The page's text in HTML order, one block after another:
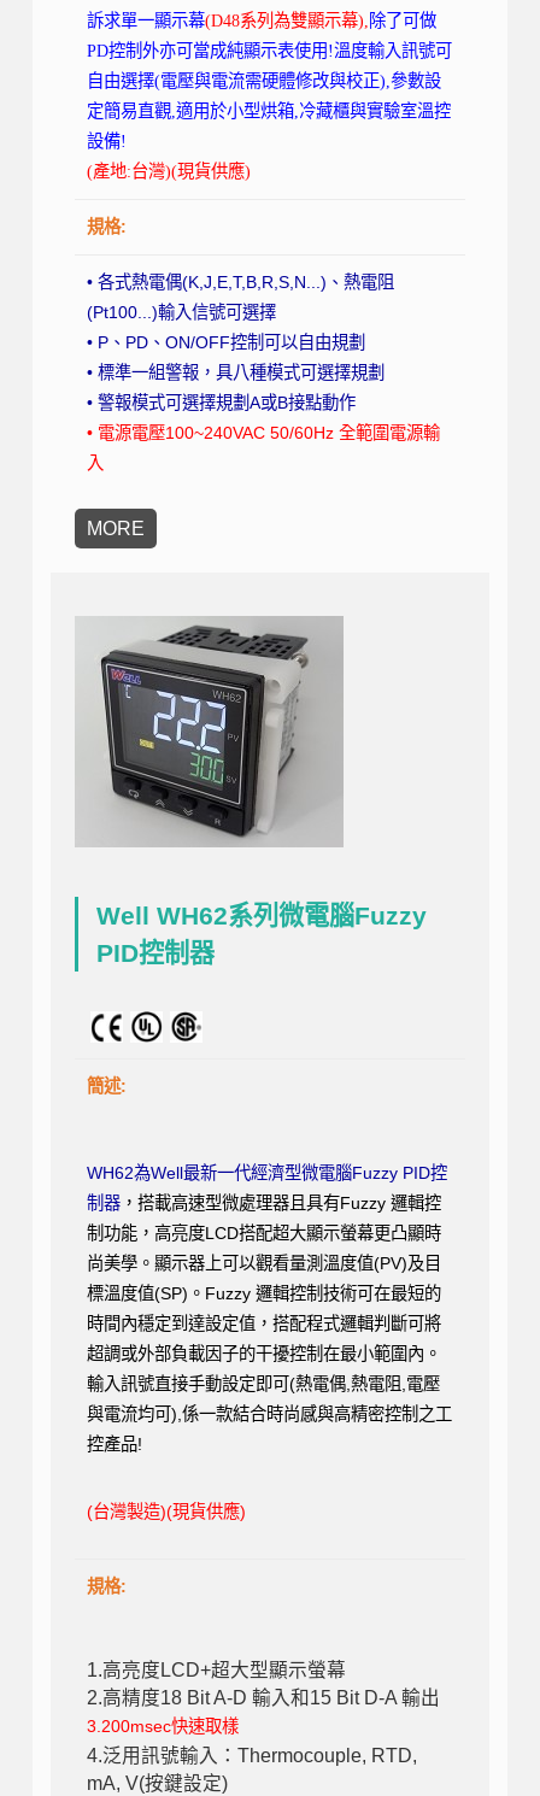
訴求單一顯示幕(D48系列為雙顯示幕),除了可做
PD控制外亦可當成純顯示表使用!溫度輸入訊號可
自由選擇(電壓與電流需硬體修改與校正),參數設
定簡易直觀,適用於小型烘箱,冷藏櫃與實驗室溫控
設備!
(產地:台灣)(現貨供應)
規格:
• 各式熱電偶(K,J,E,T,B,R,S,N...)、熱電阻
(Pt100...)輸入信號可選擇
• P、PD、ON/OFF控制可以自由規劃
• 標準一組警報，具八種模式可選擇規劃
• 警報模式可選擇規劃A或B接點動作
• 電源電壓100~240VAC 50/60Hz 全範圍電源輸
入
MORE
Well WH62系列微電腦Fuzzy
PID控制器
簡述:
WH62為Well最新一代經濟型微電腦Fuzzy PID控
制器，搭載高速型微處理器且具有Fuzzy 邏輯控
制功能，高亮度LCD搭配超大顯示螢幕更凸顯時
尚美學。顯示器上可以觀看量測溫度值(PV)及目
標溫度值(SP)。Fuzzy 邏輯控制技術可在最短的
時間內穩定到達設定值，搭配程式邏輯判斷可將
超調或外部負載因子的干擾控制在最小範圍內。
輸入訊號直接手動設定即可(熱電偶,熱電阻,電壓
與電流均可),係一款結合時尚感與高精密控制之工
控產品!
(台灣製造)(現貨供應)
規格:
1.高亮度LCD+超大型顯示螢幕
2.高精度18 Bit A-D 輸入和15 Bit D-A 輸出
3.200msec快速取樣
4.泛用訊號輸入：Thermocouple, RTD,
mA, V(按鍵設定)